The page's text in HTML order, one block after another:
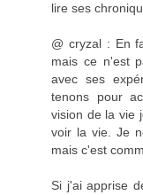
lire ses
@ cryzal : En
mais ce n'est
avec ses
tenons pour
vision de la vie
voir la vie. Je
mais c'est
Si j'ai apprise